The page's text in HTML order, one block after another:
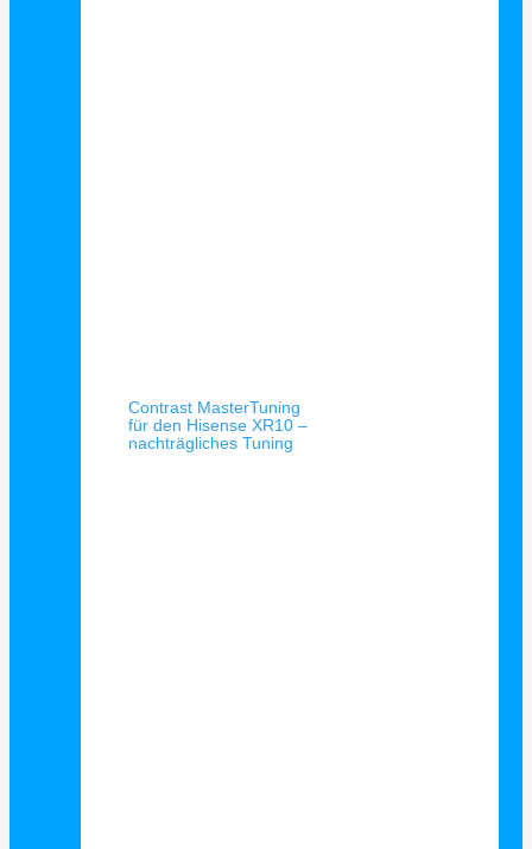
Contrast MasterTuning
für den Hisense XR10 –
nachträgliches Tuning